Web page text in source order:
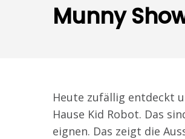
Munny
Heute zufällig entdeckt
Hause Kid Robot. Das
eignen. Das zeigt die